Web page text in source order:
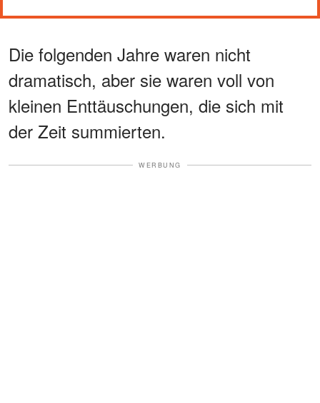
Die folgenden Jahre waren nicht
dramatisch, aber sie waren voll von
kleinen Enttäuschungen, die sich mit
der Zeit summierten.
WERBUNG